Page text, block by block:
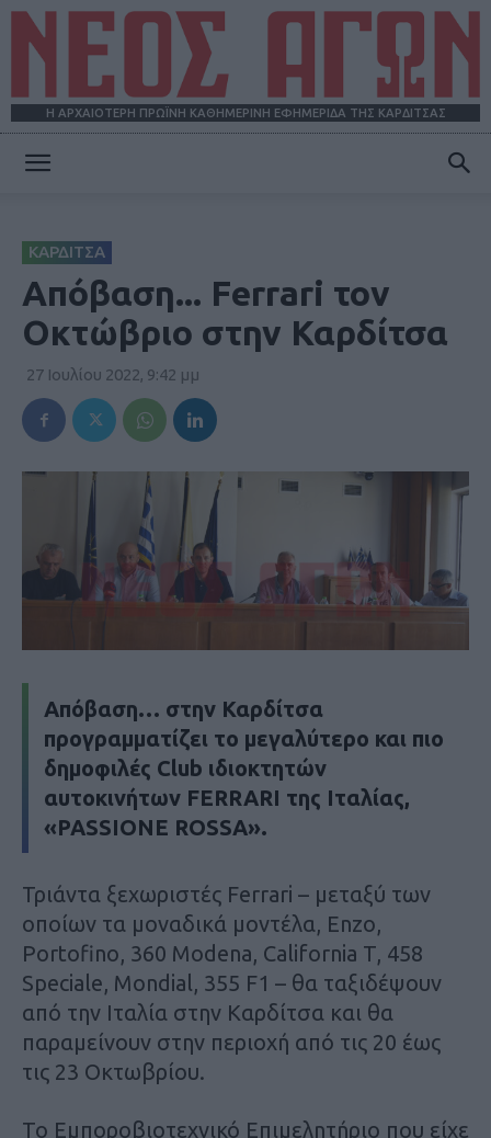
Η ΑΡΧΑΙΟΤΕΡΗ ΠΡΩΪΝΗ ΚΑΘΗΜΕΡΙΝΗ ΕΦΗΜΕΡΙΔΑ ΤΗΣ ΚΑΡΔΙΤΣΑΣ
ΚΑΡΔΙΤΣΑ
Απόβαση... Ferrari τον
Οκτώβριο στην Καρδίτσα
27 Ιουλίου 2022, 9:42 μμ
Aπόβαση… στην Καρδίτσα
προγραμματίζει το μεγαλύτερο και πιο
δημοφιλές Club ιδιοκτητών
αυτοκινήτων FERRARI της Ιταλίας,
«PASSIONE ROSSA».
Τριάντα ξεχωριστές Ferrari – μεταξύ των
οποίων τα μοναδικά μοντέλα, Enzo,
Portofino, 360 Modena, California T, 458
Speciale, Mondial, 355 F1 – θα ταξιδέψουν
από την Ιταλία στην Καρδίτσα και θα
παραμείνουν στην περιοχή από τις 20 έως
τις 23 Οκτωβρίου.
Το Εμποροβιοτεχνικό Επιμελητήριο που είχε